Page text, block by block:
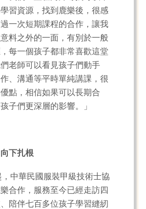
習資源，找到鹿樂後，很感
一次短期課程的合作，讓我
料之外的一面，有別於一般
每一個孩子都非常喜歡這堂
老師可以看見孩子們動手
、溝通等平時單純講課，很
點，相信如果可以長期合
子們更深層的影響。」
下扎根
，中華民國服裝甲級技術士協
合作，服務至今已經走訪四
陪伴七百多位孩子學習縫紉